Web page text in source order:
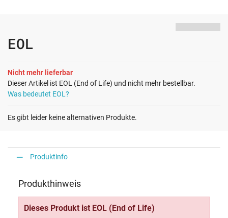
EOL
Nicht mehr lieferbar
Dieser Artikel ist EOL (End of Life) und nicht mehr bestellbar.
Was bedeutet EOL?
Es gibt leider keine alternativen Produkte.
Produktinfo
Produkthinweis
Dieses Produkt ist EOL (End of Life)